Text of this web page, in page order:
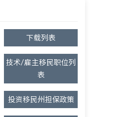
下载列表
技术/雇主移民职位列
表
投资移民州担保政策